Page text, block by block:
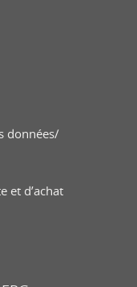
données/
et d’achat